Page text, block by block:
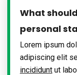
What
personal
Lorem ipsum
adipiscing elit
incididunt ut